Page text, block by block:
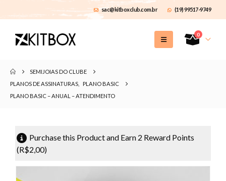
sac@kitboxclub.com.br (19) 99517-9749
0
SEMIJOIAS DO CLUBE
PLANOS DE ASSINATURAS
PLANO BASIC
PLANO BASIC – ANUAL – ATENDIMENTO
Purchase this Product and Earn 2 Reward Points
(R$2,00)